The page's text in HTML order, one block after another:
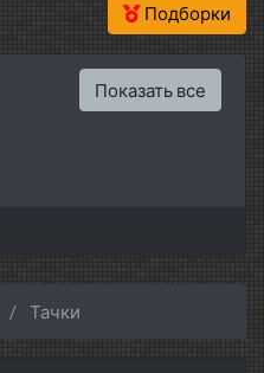
Подборки
Показать все
Тачки